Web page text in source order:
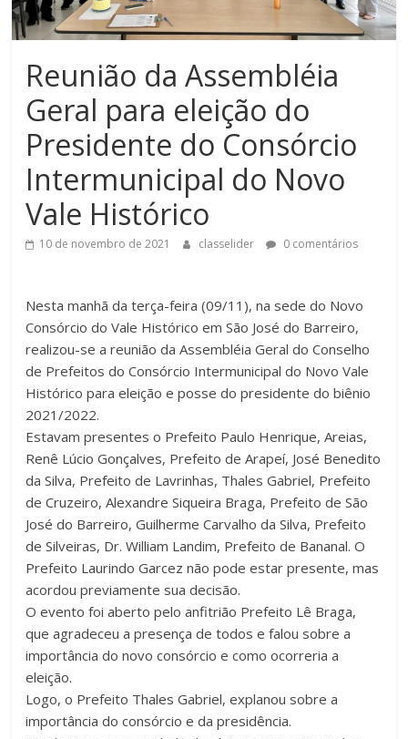
Reunião da Assembléia
Geral para eleição do
Presidente do Consórcio
Intermunicipal do Novo
Vale Histórico
10 de novembro de 2021 classelider 0 comentários
Nesta manhã da terça-feira (09/11), na sede do Novo
Consórcio do Vale Histórico em São José do Barreiro,
realizou-se a reunião da Assembléia Geral do Conselho
de Prefeitos do Consórcio Intermunicipal do Novo Vale
Histórico para eleição e posse do presidente do biênio
2021/2022.
Estavam presentes o Prefeito Paulo Henrique, Areias,
Renê Lúcio Gonçalves, Prefeito de Arapeí, José Benedito
da Silva, Prefeito de Lavrinhas, Thales Gabriel, Prefeito
de Cruzeiro, Alexandre Siqueira Braga, Prefeito de São
José do Barreiro, Guilherme Carvalho da Silva, Prefeito
de Silveiras, Dr. William Landim, Prefeito de Bananal. O
Prefeito Laurindo Garcez não pode estar presente, mas
acordou previamente sua decisão.
O evento foi aberto pelo anfitrião Prefeito Lê Braga,
que agradeceu a presença de todos e falou sobre a
importância do novo consórcio e como ocorreria a
eleição.
Logo, o Prefeito Thales Gabriel, explanou sobre a
importância do consórcio e da presidência.